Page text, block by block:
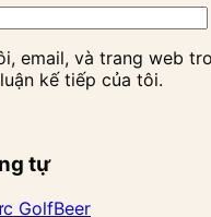
email, và trang web
kế tiếp của tôi.
tự